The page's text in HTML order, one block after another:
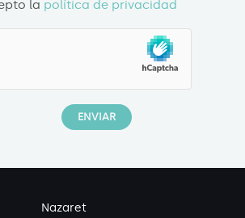
la política de privacidad
Nazaret